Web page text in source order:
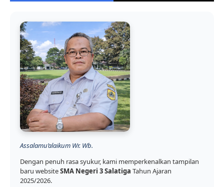
Assalamu’alaikum Wr. Wb.
Dengan penuh rasa syukur, kami memperkenalkan tampilan
baru websiteSMA Negeri 3 Salatiga Tahun Ajaran
2025/2026.